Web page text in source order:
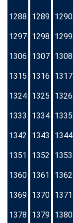
1288 1289 1290
1297 1298 1299
1306 1307 1308
1315 1316 1317
1324 1325 1326
1333 1334 1335
1342 1343 1344
1351 1352 1353
1360 1361 1362
1369 1370 1371
1378 1379 1380